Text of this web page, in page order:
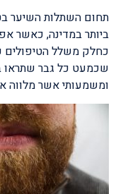
תחום השתלות השיער
ביותר במדינה, כאשר
כחלק משלל הטיפולים
שכמעט כל גבר שתראו
ומשמעותי אשר מלווה